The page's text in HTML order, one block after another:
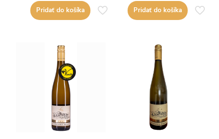
Pridať do košíka Pridať do košíka